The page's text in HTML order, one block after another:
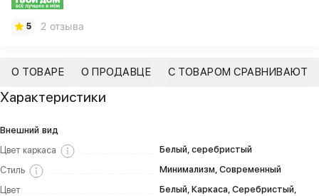
5 2 отзыва
О ТОВАРЕ О ПРОДАВЦЕ С ТОВАРОМ СРАВНИВАЮТ
Характеристики
Внешний вид
Цвет каркаса
Белый, серебристый
Стиль
Минимализм, Современный
Цвет
Белый, Каркаса, Серебристый,